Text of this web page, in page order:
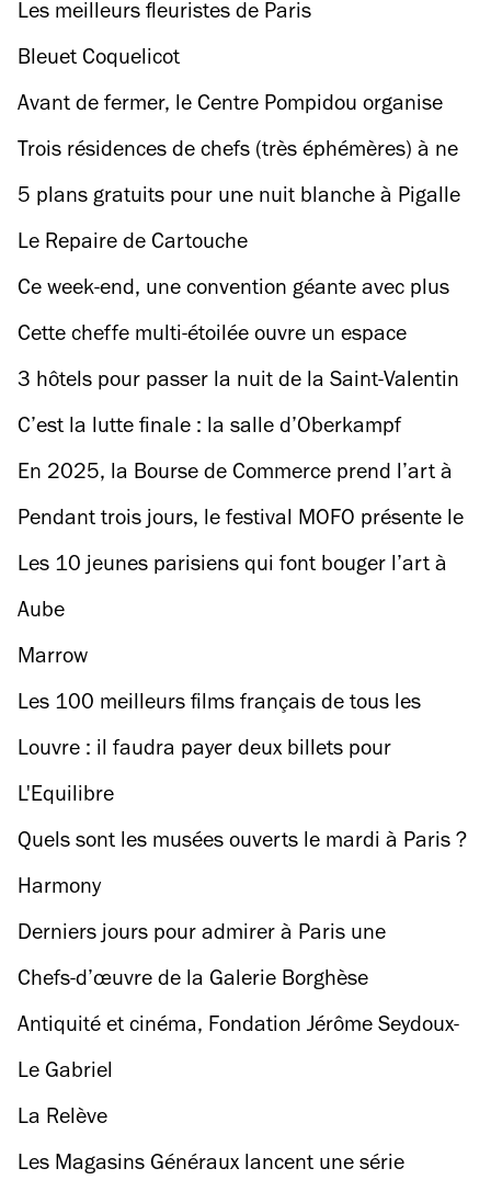
sera réservée au covoiturage
Les meilleurs fleuristes de Paris
Bleuet Coquelicot
Avant de fermer, le Centre Pompidou organise
une ultime soirée avec une légende de la
musique électronique
Trois résidences de chefs (très éphémères) à ne
pas rater
5 plans gratuits pour une nuit blanche à Pigalle
Le Repaire de Cartouche
Ce week-end, une convention géante avec plus
de 100 000 vinyles va tournebouler les fans du
microsillon
Cette cheffe multi-étoilée ouvre un espace
hybride avec dîners gastronomiques à thème
3 hôtels pour passer la nuit de la Saint-Valentin
dans de beaux draps
C’est la lutte finale : la salle d’Oberkampf
l’International menacée de fermeture définitive
En 2025, la Bourse de Commerce prend l’art à
bras-le-corps
Pendant trois jours, le festival MOFO présente le
meilleur des scènes alternatives à Saint-Ouen
Les 10 jeunes parisiens qui font bouger l’art à
Paris
Aube
Marrow
Les 100 meilleurs films français de tous les
temps
Louvre : il faudra payer deux billets pour
approcher la Joconde
L'Equilibre
Quels sont les musées ouverts le mardi à Paris ?
Harmony
Derniers jours pour admirer à Paris une
quarantaine de chefs-d'œuvre venus tout droit
de la mythique Galerie Borghèse de Rome
Chefs-d’œuvre de la Galerie Borghèse
Antiquité et cinéma, Fondation Jérôme Seydoux-
Pathé
Le Gabriel
La Relève
Les Magasins Généraux lancent une série